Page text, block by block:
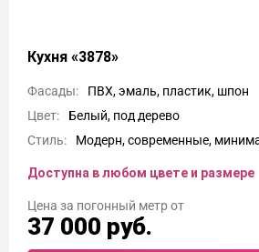
Кухня «3878»
Фасады:
ПВХ, эмаль, пластик, шпон
Цвет:
Белый, под дерево
Стиль:
Модерн, современные,
Доступна в любом цвете и размере
Цена
37 000 руб.